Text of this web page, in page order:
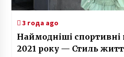
3 года ago
Наймодніші
2021 року — Стиль